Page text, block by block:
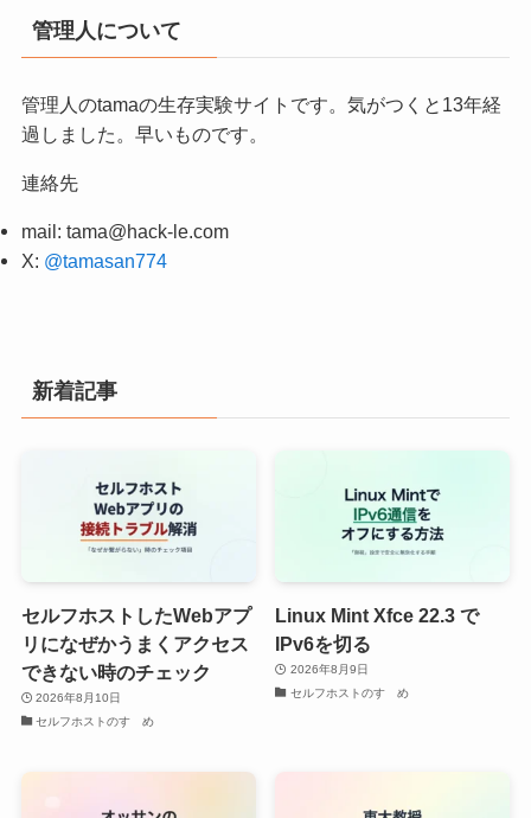
管理人について
管理人のtamaの生存実験サイトです。気がつくと13年経
過しました。早いものです。
連絡先
mail: tama@hack-le.com
X: @tamasan774
新着記事
セルフホストしたWebアプ
リになぜかうまくアクセス
できない時のチェック
2026年8月10日
セルフホストのすゝめ
Linux Mint Xfce 22.3 で
IPv6を切る
2026年8月9日
セルフホストのすゝめ